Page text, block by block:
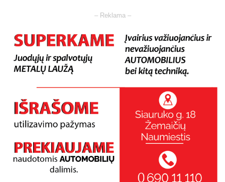
– Reklama –